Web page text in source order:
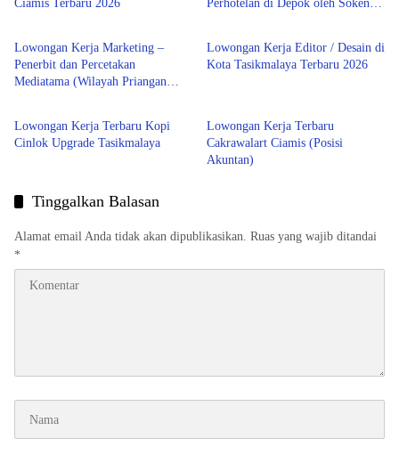
Ciamis Terbaru 2026
Perhotelan di Depok oleh Soken
Tasikmalaya
Lowongan Kerja Marketing –
Penerbit dan Percetakan
Mediatama (Wilayah Priangan
Tasikmalaya
Lowongan Kerja Editor / Desain di
Kota Tasikmalaya Terbaru 2026
LOWONGAN KERJA
Lowongan Kerja Terbaru Kopi
Cinlok Upgrade Tasikmalaya
Lowongan Kerja Terbaru
Cakrawalart Ciamis (Posisi
Akuntan)
Tinggalkan Balasan
Alamat email Anda tidak akan dipublikasikan. Ruas yang wajib ditandai
*